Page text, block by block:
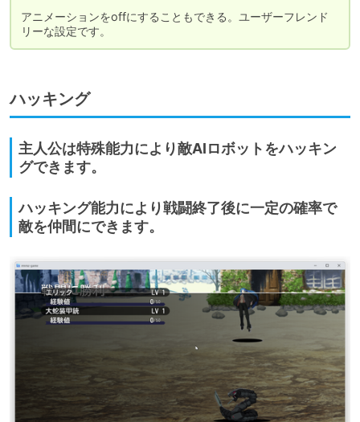
アニメーションをoffにすることもできる。ユーザーフレンド
リーな設定です。
ハッキング
主人公は特殊能力により敵AIロボットをハッキン
グできます。
ハッキング能力により戦闘終了後に一定の確率で
敵を仲間にできます。